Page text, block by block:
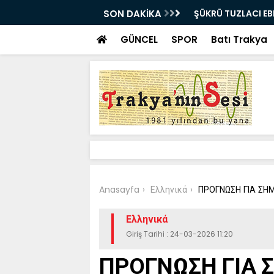
SON DAKİKA
Bir milyon euro
bulundu
GÜNCEL SPOR Batı Trakya
Anasayfa Ελληνικά ΠΡΟΓΝΩΣΗ ΓΙΑ
Ελληνικά
Giriş Tarihi : 24-03-2026 11:20
ΠΡΟΓΝΩΣΗ ΓΙΑ